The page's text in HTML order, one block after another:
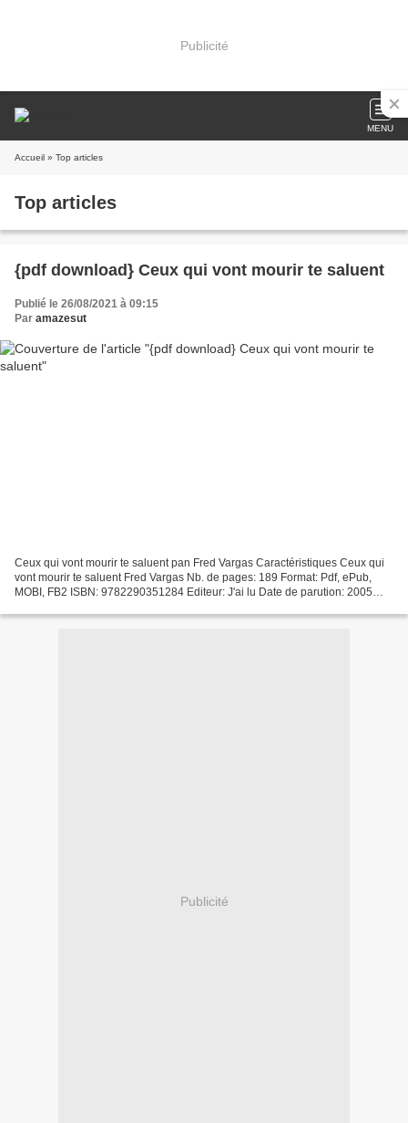
Publicité
MENU
Accueil » Top articles
Top articles
{pdf download} Ceux qui vont mourir te saluent
Publié le 26/08/2021 à 09:15
Par amazesut
Ceux qui vont mourir te saluent pan Fred Vargas Caractéristiques Ceux qui
vont mourir te saluent Fred Vargas Nb. de pages: 189 Format: Pdf, ePub,
MOBI, FB2 ISBN: 9782290351284 Editeur: J'ai lu Date de parution: 2005
Publicité